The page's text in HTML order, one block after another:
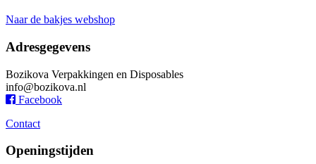
Naar de bakjes webshop
Adresgegevens
Bozikova Verpakkingen en Disposables
info@bozikova.nl
Facebook
Contact
Openingstijden